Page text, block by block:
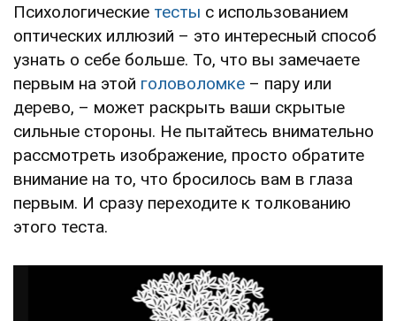
Психологические тесты с использованием
оптических иллюзий – это интересный способ
узнать о себе больше. То, что вы замечаете
первым на этой головоломке – пару или
дерево, – может раскрыть ваши скрытые
сильные стороны. Не пытайтесь внимательно
рассмотреть изображение, просто обратите
внимание на то, что бросилось вам в глаза
первым. И сразу переходите к толкованию
этого теста.